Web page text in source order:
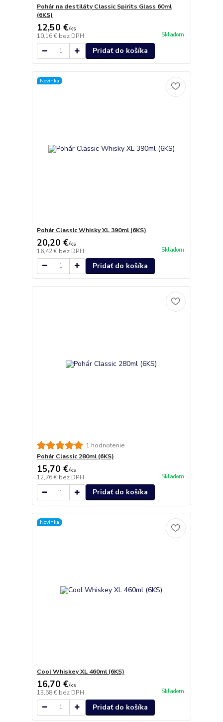
Pohár na destiláty Classic Spirits Glass 60ml
(6KS)
12,50 €/ks
10,16 € bez DPH Skladom
Pridať do košíka
Novinka
Pohár Classic Whisky XL 390ml (6KS)
20,20 €/ks
16,42 € bez DPH Skladom
Pridať do košíka
1 hodnotenie
Pohár Classic 280ml (6KS)
15,70 €/ks
12,76 € bez DPH Skladom
Pridať do košíka
Novinka
Cool Whiskey XL 460ml (6KS)
16,70 €/ks
13,58 € bez DPH Skladom
Pridať do košíka